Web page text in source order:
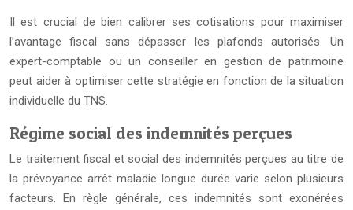
Il est crucial de bien calibrer ses cotisations pour maximiser
l’avantage fiscal sans dépasser les plafonds autorisés. Un
expert-comptable ou un conseiller en gestion de patrimoine
peut aider à optimiser cette stratégie en fonction de la situation
individuelle du TNS.
Régime social des indemnités perçues
Le traitement fiscal et social des indemnités perçues au titre de
la prévoyance arrêt maladie longue durée varie selon plusieurs
facteurs. En règle générale, ces indemnités sont exonérées